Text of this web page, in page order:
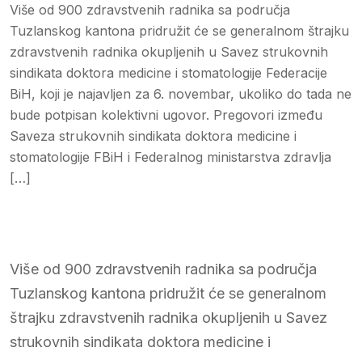
Više od 900 zdravstvenih radnika sa područja
Tuzlanskog kantona pridružit će se generalnom štrajku
zdravstvenih radnika okupljenih u Savez strukovnih
sindikata doktora medicine i stomatologije Federacije
BiH, koji je najavljen za 6. novembar, ukoliko do tada ne
bude potpisan kolektivni ugovor. Pregovori između
Saveza strukovnih sindikata doktora medicine i
stomatologije FBiH i Federalnog ministarstva zdravlja
[…]
Više od 900 zdravstvenih radnika sa područja
Tuzlanskog kantona pridružit će se generalnom
štrajku zdravstvenih radnika okupljenih u Savez
strukovnih sindikata doktora medicine i